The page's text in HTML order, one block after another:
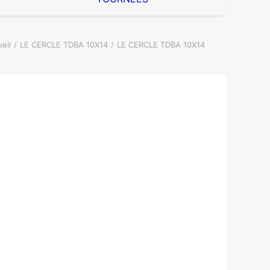
LE CERCLE TDBA 10X14 LE CERCLE TDBA 10X14